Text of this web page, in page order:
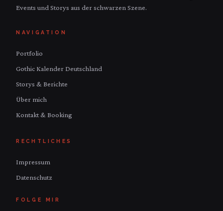
Events und Storys aus der schwarzen Szene.
NAVIGATION
Portfolio
Gothic Kalender Deutschland
Storys & Berichte
Über mich
Kontakt & Booking
RECHTLICHES
Impressum
Datenschutz
FOLGE MIR